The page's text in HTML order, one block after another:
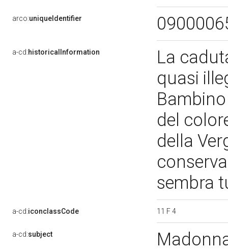
arco:uniqueIdentifier
a-cd:historicalInformation
La
quasi
del
della
sembra
a-cd:iconclassCode 11 F 4
a-cd:subject